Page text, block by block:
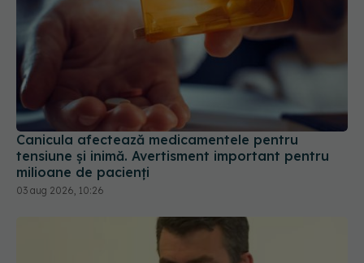
Canicula afectează medicamentele pentru
tensiune și inimă. Avertisment important pentru
milioane de pacienți
03 aug 2026, 10:26